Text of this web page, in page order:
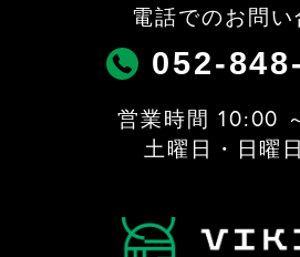
電話でのお問い
052-
営業時間 10:00
土曜日・日曜